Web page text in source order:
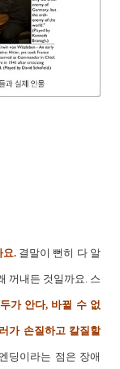
요.결말이 뻔히 다 알
꺼내든 것일까요. 스
두가 안다, 바뀔 수 없
가 손질하고 칼질할
딩이라는 점은 장애